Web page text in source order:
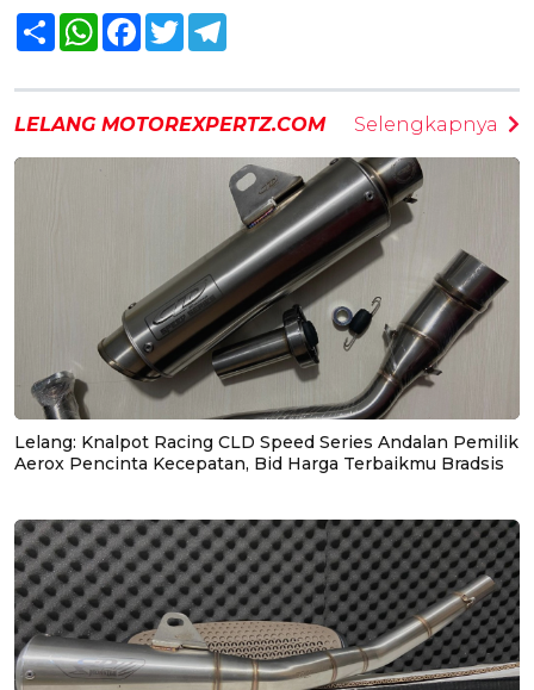
Share WhatsAppFacebook
Twitter
LELANG MOTOREXPERTZ.COM Selengkapnya
Lelang: Knalpot Racing CLD Speed Series Andalan Pemilik
Aerox Pencinta Kecepatan, Bid Harga Terbaikmu Bradsis